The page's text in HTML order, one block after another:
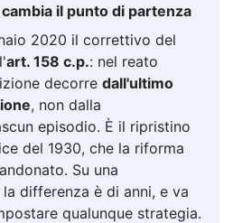
il punto di partenza
2020 il correttivo del
art. 158 c.p.: nel reato
decorre dall'ultimo
, non dalla
episodio. È il ripristino
del 1930, che la riforma
Su una
differenza è di anni, e va
qualunque strategia.